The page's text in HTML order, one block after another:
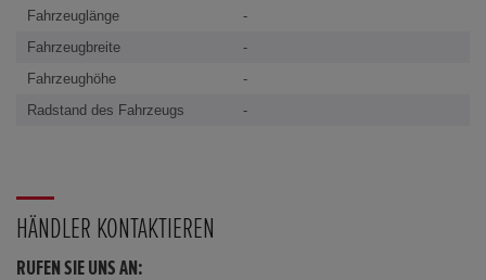
Fahrzeuglänge
-
Fahrzeugbreite
-
Fahrzeughöhe
-
Radstand des Fahrzeugs
-
HÄNDLER KONTAKTIEREN
RUFEN SIE UNS AN: